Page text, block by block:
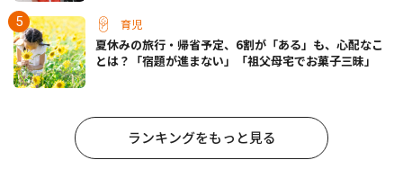
育児
夏休みの旅行・帰省予定、6割が「ある」も、心配なこ
とは？「宿題が進まない」「祖父母宅でお菓子三昧」
ランキングをもっと見る